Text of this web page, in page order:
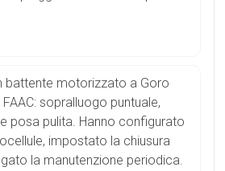
battente motorizzato a Goro
sopralluogo puntuale,
posa pulita. Hanno configurato
impostato la chiusura
la manutenzione periodica.